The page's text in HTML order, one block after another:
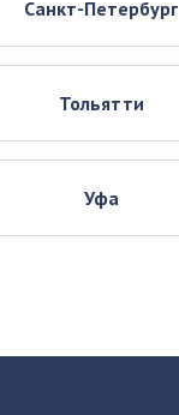
Санкт-Петербург
Тольятти
Уфа